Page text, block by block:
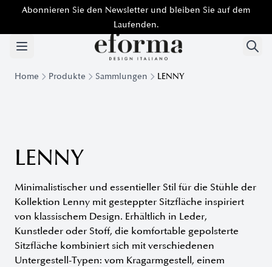
Abonnieren Sie den Newsletter und bleiben Sie auf dem
Laufenden.
Home Produkte Sammlungen LENNY
LENNY
Minimalistischer und essentieller Stil für die Stühle der
Kollektion Lenny mit gesteppter Sitzfläche inspiriert
von klassischem Design. Erhältlich in Leder,
Kunstleder oder Stoff, die komfortable gepolsterte
Sitzfläche kombiniert sich mit verschiedenen
Untergestell-Typen: vom Kragarmgestell, einem